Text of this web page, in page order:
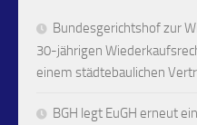
Bundesgerichtshof zur
30-jährigen
einem städtebaulichen
BGH legt EuGH erneut